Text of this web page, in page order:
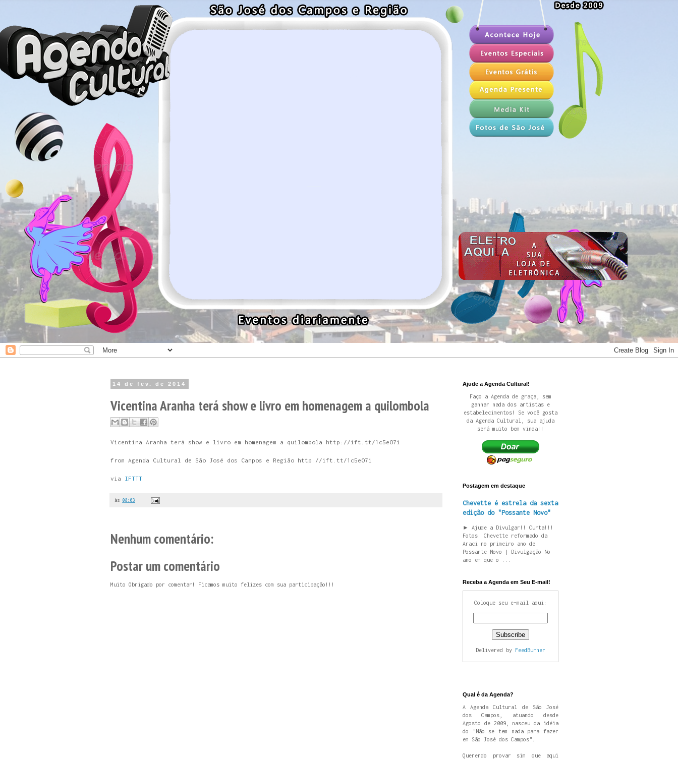
14 de fev. de 2014
Vicentina Aranha terá show e livro em homenagem a quilombola
Vicentina Aranha terá show e livro em homenagem a quilombola http://ift.tt/1c5eO7i
from Agenda Cultural de São José dos Campos e Região http://ift.tt/1c5eO7i
via IFTTT
às 08:03
Nenhum comentário:
Postar um comentário
Muito Obrigado por comentar! Ficamos muito felizes com sua participação!!!
Ajude a Agenda Cultural!
Faço a Agenda de graça, sem
ganhar nada dos artistas e
estabelecimentos! Se você gosta
da Agenda Cultural, sua ajuda
será muito bem vinda!!
Postagem em destaque
Chevette é estrela da sexta
edição do "Possante Novo"
► Ajude a Divulgar!! Curta!!!
Fotos: Chevette reformado da
Araci no primeiro ano de
Possante Novo | Divulgação No
ano em que o ...
Receba a Agenda em Seu E-mail!
Coloque seu e-mail aqui:
Delivered by FeedBurner
Qual é da Agenda?
A Agenda Cultural de São José
dos Campos, atuando desde
Agosto de 2009, nasceu da idéia
do "Não se tem nada para fazer
em São José dos Campos".
Querendo provar sim que aqui